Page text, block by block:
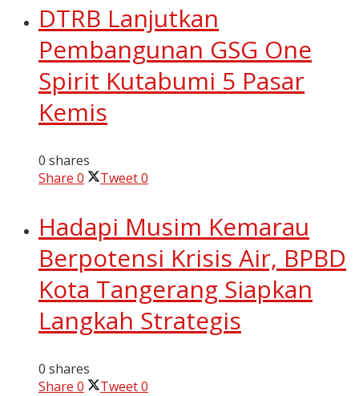
DTRB Lanjutkan
Pembangunan GSG One
Spirit Kutabumi 5 Pasar
Kemis
0 shares
Share 0 Tweet0
Hadapi Musim Kemarau
Berpotensi Krisis Air, BPBD
Kota Tangerang Siapkan
Langkah Strategis
0 shares
Share 0 Tweet0